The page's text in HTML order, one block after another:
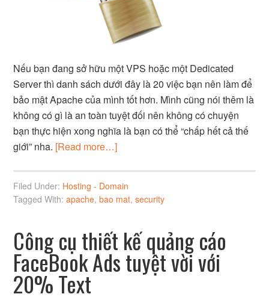
Nếu bạn đang sở hữu một VPS hoặc một Dedicated
Server thì danh sách dưới đây là 20 việc bạn nên làm để
bảo mật Apache của mình tốt hơn. Mình cũng nói thêm là
không có gì là an toàn tuyệt đối nên không có chuyện
bạn thực hiện xong nghĩa là bạn có thể “chấp hết cả thế
giới” nha. [Read more…]
Filed Under: Hosting - Domain
Tagged With:apache,bao mat,security
Công cụ thiết kế quảng cáo
FaceBook Ads tuyệt vời với
20% Text